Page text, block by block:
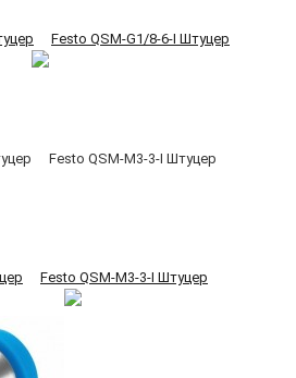
Festo QSM-G1/8-6-I Штуцер
Festo QSM-M3-3-I Штуцер